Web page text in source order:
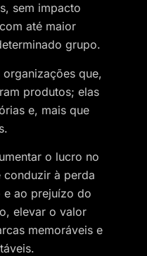
sem impacto
até maior
grupo.
que,
produtos; elas
e, mais que
o lucro no
conduzir à perda
ao prejuízo do
elevar o valor
memoráveis e